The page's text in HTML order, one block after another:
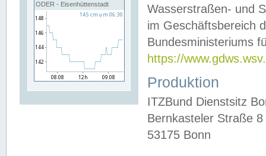
ODER - Eisenhüttenstadt
Wasserstraßen- und
im Geschäftsbereich
Bundesministeriums
https://
Produktion
ITZBund Dienstsitz
Bernkasteler Straße 8
53175 Bonn